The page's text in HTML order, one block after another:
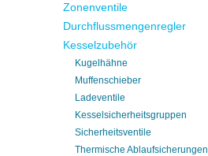
Zonenventile
Durchflussmengenregler
Kesselzubehör
Kugelhähne
Muffenschieber
Ladeventile
Kesselsicherheitsgruppen
Sicherheitsventile
Thermische Ablaufsicherungen